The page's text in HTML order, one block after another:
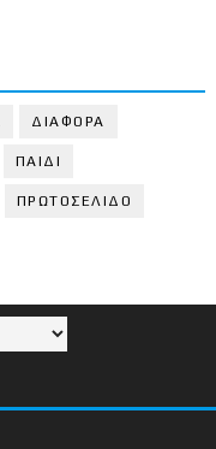
ΔΙΑΦΟΡΑ
ΠΑΙΔΙ
ΠΡΩΤΟΣΕΛΙΔΟ